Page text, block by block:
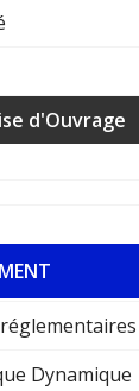
d'Ouvrage
Dynamique